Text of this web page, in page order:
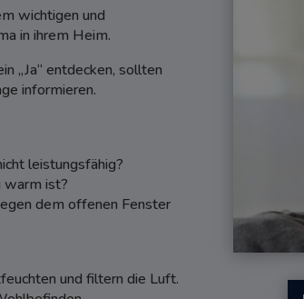
wichtigen und
in ihrem Heim.
„Ja“ entdecken, sollten
informieren.
leistungsfähig?
warm ist?
dem offenen Fenster
und filtern die Luft.